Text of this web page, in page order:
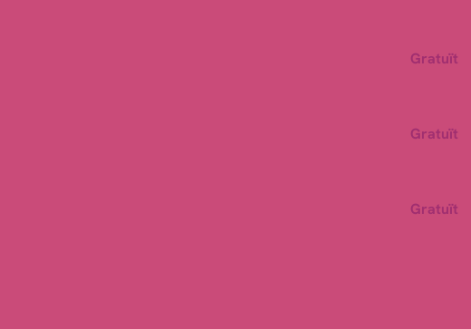
Gratuït
Gratuït
Gratuït